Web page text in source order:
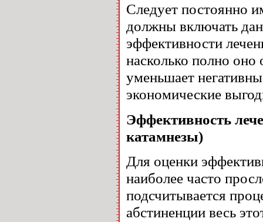
Следует постоянно
должны включать
эффективности
насколько полно оно
уменьшает
экономические
Эффективность
катамнезы)
Для оценки
наиболее часто
подсчитывается
абстиненции весь